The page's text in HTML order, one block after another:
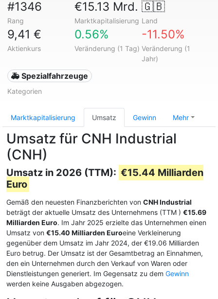
#1346
Rang
€15.13 Mrd.
Marktkapitalisierung
🇬🇧
Land
9,41 €
Aktienkurs
0.56%
Veränderung (1 Tag)
-11.50%
Veränderung (1
Jahr)
🚑 Spezialfahrzeuge
Kategorien
Marktkapitalisierung Umsatz Gewinn Mehr
Umsatz für CNH Industrial
(CNH)
Umsatz in 2026 (TTM): €15.44 Milliarden
Euro
Gemäß den neuesten Finanzberichten von CNH Industrial
beträgt der aktuelle Umsatz des Unternehmens (TTM ) €15.69
Milliarden Euro. Im Jahr 2025 erzielte das Unternehmen einen
Umsatz von €15.40 Milliarden Euroeine Verkleinerung
gegenüber dem Umsatz im Jahr 2024, der €19.06 Milliarden
Euro betrug. Der Umsatz ist der Gesamtbetrag an Einnahmen,
den ein Unternehmen durch den Verkauf von Waren oder
Dienstleistungen generiert. Im Gegensatz zu dem Gewinn
werden keine Ausgaben abgezogen.